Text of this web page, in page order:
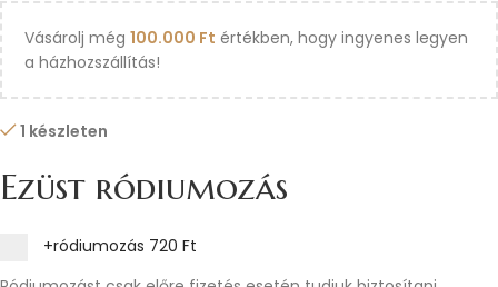
Vásárolj még 100.000 Ft értékben, hogy ingyenes legyen
a házhozszállítás!
1 készleten
Ezüst ródiumozás
+ródiumozás 720 Ft